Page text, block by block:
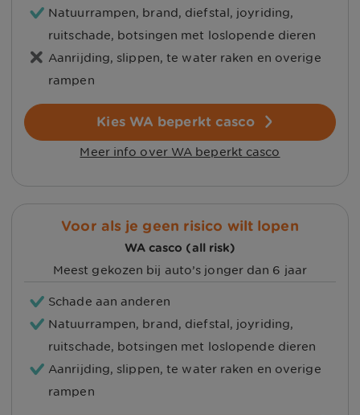
Natuurrampen, brand, diefstal, joyriding,
ruitschade, botsingen met loslopende dieren
Aanrijding, slippen, te water raken en overige
rampen
Kies WA beperkt casco
Meer info over WA beperkt casco
Voor als je geen risico wilt lopen
WA casco (all risk)
Meest gekozen bij auto’s jonger dan 6 jaar
Schade aan anderen
Natuurrampen, brand, diefstal, joyriding,
ruitschade, botsingen met loslopende dieren
Aanrijding, slippen, te water raken en overige
rampen